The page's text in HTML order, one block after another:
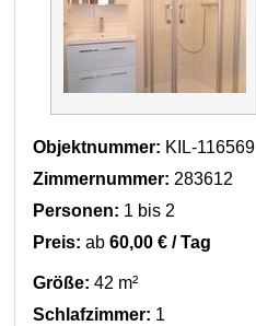
Objektnummer: KIL-116569
Zimmernummer: 283612
Personen: 1 bis 2
Preis: ab60,00 € / Tag
Größe: 42 m²
Schlafzimmer: 1